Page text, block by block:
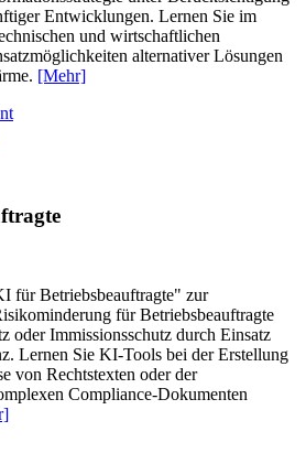
Entwicklungen. Lernen Sie im
und wirtschaftlichen
alternativer Lösungen
[Mehr]
für Betriebsbeauftragte" zur
für Betriebsbeauftragte
oder Immissionsschutz durch Einsatz
Lernen Sie KI-Tools bei der Erstellung
von Rechtstexten oder der
Compliance-Dokumenten